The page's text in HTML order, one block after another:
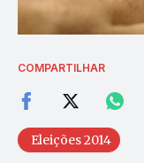
COMPARTILHAR
Eleições 2014